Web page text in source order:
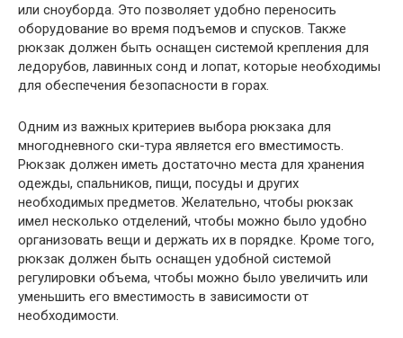
или сноуборда. Это позволяет удобно переносить
оборудование во время подъемов и спусков. Также
рюкзак должен быть оснащен системой крепления для
ледорубов, лавинных сонд и лопат, которые необходимы
для обеспечения безопасности в горах.
Одним из важных критериев выбора рюкзака для
многодневного ски-тура является его вместимость.
Рюкзак должен иметь достаточно места для хранения
одежды, спальников, пищи, посуды и других
необходимых предметов. Желательно, чтобы рюкзак
имел несколько отделений, чтобы можно было удобно
организовать вещи и держать их в порядке. Кроме того,
рюкзак должен быть оснащен удобной системой
регулировки объема, чтобы можно было увеличить или
уменьшить его вместимость в зависимости от
необходимости.